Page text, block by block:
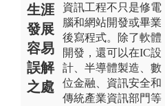
生涯
發展
容易
誤解
之處
資訊工程不只是修電
腦和網站開發或畢業
後寫程式。除了軟體
開發，還可以在IC設
計、半導體製造、數
位金融、資訊安全和
傳統產業資訊部門等